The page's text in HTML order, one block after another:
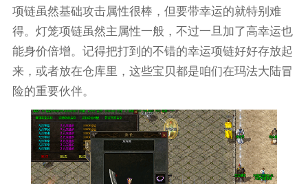
项链虽然基础攻击属性很棒，但要带幸运的就特别难
得。灯笼项链虽然主属性一般，不过一旦加了高幸运也
能身价倍增。记得把打到的不错的幸运项链好好存放起
来，或者放在仓库里，这些宝贝都是咱们在玛法大陆冒
险的重要伙伴。